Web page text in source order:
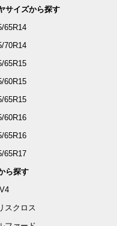
サイズから探す
65R14
70R14
65R15
60R15
65R15
60R16
65R16
65R17
ら探す
スクロス